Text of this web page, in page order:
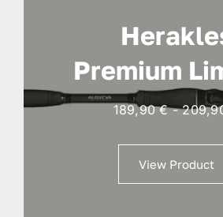
Premium
189,90€ -
View Product